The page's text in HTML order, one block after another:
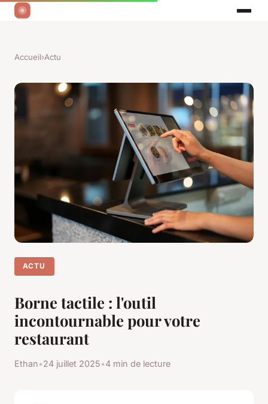
Accueil›Actu
ACTU
Borne tactile : l'outil
incontournable pour votre
restaurant
Ethan•24 juillet 2025•4 min de lecture